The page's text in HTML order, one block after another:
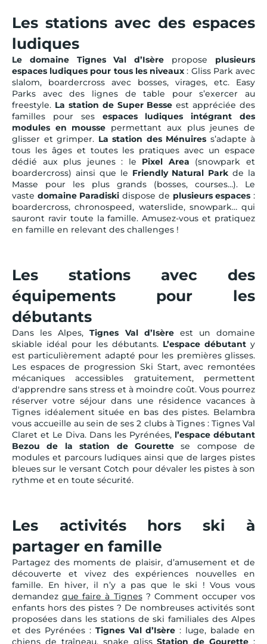
Les stations avec des espaces
ludiques
Le domaine Tignes Val d’Isère propose plusieurs
espaces ludiques pour tous les niveaux : Gliss Park avec
slalom, boardercross avec bosses, virages, etc. Easy
Parks avec des lignes de table pour s’exercer au
freestyle. La station de Super Besse est appréciée des
familles pour ses espaces ludiques intégrant des
modules en mousse permettant aux plus jeunes de
glisser et grimper. La station des Ménuires s’adapte à
tous les âges et toutes les pratiques avec un espace
dédié aux plus jeunes : le Pixel Area (snowpark et
boardercross) ainsi que le Friendly Natural Park de la
Masse pour les plus grands (bosses, courses…). Le
vaste domaine Paradiski dispose de plusieurs espaces :
boardercross, chronospeed, waterslide, snowpark… qui
sauront ravir toute la famille. Amusez-vous et pratiquez
en famille en relevant des challenges !
Les stations avec des
équipements pour les
débutants
Dans les Alpes,Tignes Val d’Isèreest un domaine
skiable idéal pour les débutants. L’espace débutant y
est particulièrement adapté pour les premières glisses.
Les espaces de progression Ski Start, avec remontées
mécaniques accessibles gratuitement, permettent
d'apprendre sans stress et à moindre coût. Vous pourrez
réserver votre séjour dans une résidence vacances à
Tignes idéalement située en bas des pistes. Belambra
vous accueille au sein de ses 2 clubs à Tignes : Tignes Val
Claret et Le Diva. Dans les Pyrénées, l’espace débutant
Bezou de la station de Gourettese compose de
modules et parcours ludiques ainsi que de larges pistes
bleues sur le versant Cotch pour dévaler les pistes à son
rythme et en toute sécurité.
Les activités hors ski à
partager en famille
Partagez des moments de plaisir, d’amusement et de
découverte et vivez des expériences nouvelles en
famille. En hiver, il n’y a pas que le ski ! Vous vous
demandezque faire à Tignes? Comment occuper vos
enfants hors des pistes ? De nombreuses activités sont
proposées dans les stations de ski familiales des Alpes
et des Pyrénées : Tignes Val d’Isère : luge, balade en
chiens de traîneau, snake glissStation de Gourette :